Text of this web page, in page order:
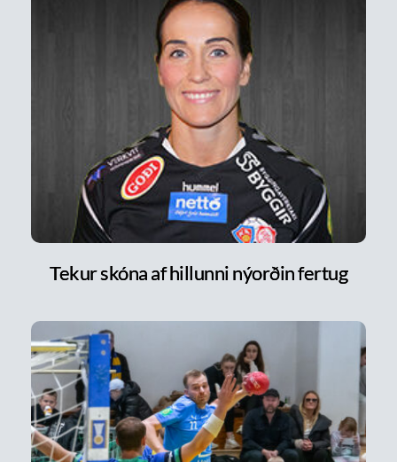
Tekur skóna af hillunni nýorðin fertug